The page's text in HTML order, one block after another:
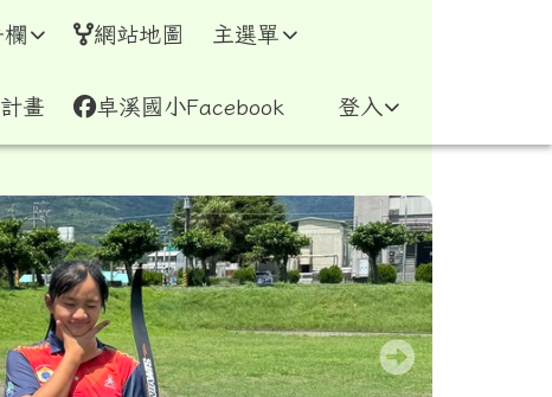
欄 網站地圖 主選單
畫 卓溪國小Facebook 登入